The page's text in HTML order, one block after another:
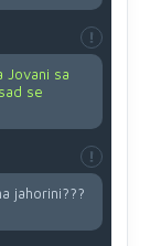
Jovani sa
se
jahorini???